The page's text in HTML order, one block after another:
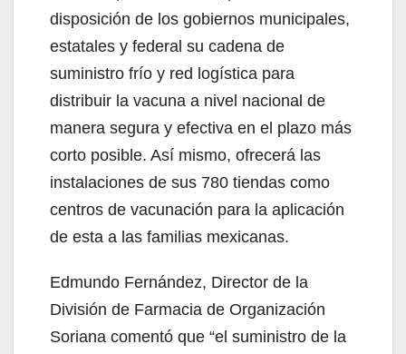
disposición de los gobiernos municipales,
estatales y federal su cadena de
suministro frío y red logística para
distribuir la vacuna a nivel nacional de
manera segura y efectiva en el plazo más
corto posible. Así mismo, ofrecerá las
instalaciones de sus 780 tiendas como
centros de vacunación para la aplicación
de esta a las familias mexicanas.
Edmundo Fernández, Director de la
División de Farmacia de Organización
Soriana comentó que “el suministro de la